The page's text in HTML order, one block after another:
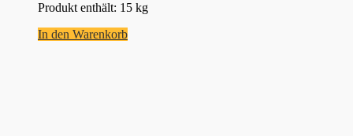
Produkt enthält: 15 kg
In den Warenkorb